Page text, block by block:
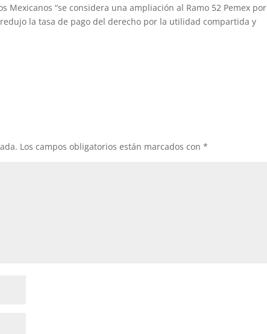
Mexicanos “se considera una ampliación al Ramo 52 Pemex por
la tasa de pago del derecho por la utilidad compartida y
Los campos obligatorios están marcados con*